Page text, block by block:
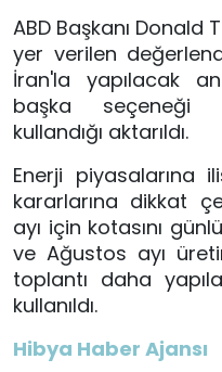
ABD Başkanı Donald
yer verilen
İran'la yapılacak
başka seçeneği
kullandığı aktarıldı.
Enerji piyasalarına
kararlarına dikkat
ayı için kotasını
ve Ağustos ayı
toplantı daha
kullanıldı.
Hibya Haber Ajansı